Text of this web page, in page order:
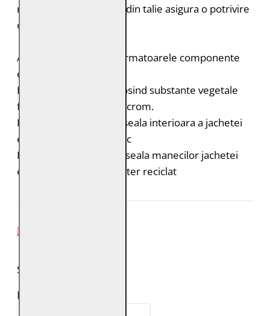
mansete si cataramele din talie asigura o potrivire
optima.
Acest produs contine urmatoarele componente
durabile:
Pielea este tabacita folosind substante vegetale
fara adaos de saruri de crom.
Bumbac organic: captuseala interioara a jachetei
este din bumbac organic
Poliester reciclat: captuseala manecilor jachetei
este realizata din poliester reciclat
SPUNE-ŢI PAREREA
Numele tău: